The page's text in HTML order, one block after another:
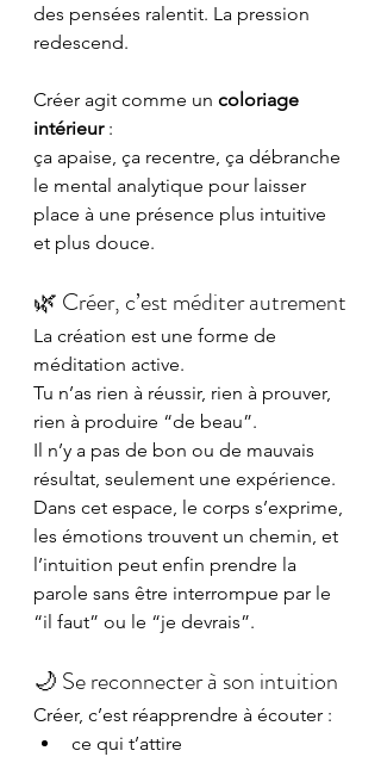
des pensées ralentit. La pression
redescend.
Créer agit comme un coloriage
intérieur :
ça apaise, ça recentre, ça débranche
le mental analytique pour laisser
place à une présence plus intuitive
et plus douce.
🌿 Créer, c’est méditer autrement
La création est une forme de
méditation active.
Tu n’as rien à réussir, rien à prouver,
rien à produire “de beau”.
Il n’y a pas de bon ou de mauvais
résultat, seulement une expérience.
Dans cet espace, le corps s’exprime,
les émotions trouvent un chemin, et
l’intuition peut enfin prendre la
parole sans être interrompue par le
“il faut” ou le “je devrais”.
🌙 Se reconnecter à son intuition
Créer, c’est réapprendre à écouter :
ce qui t’attire